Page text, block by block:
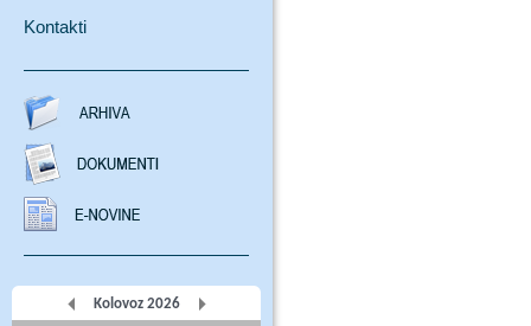
Kontakti
Kolovoz 2026